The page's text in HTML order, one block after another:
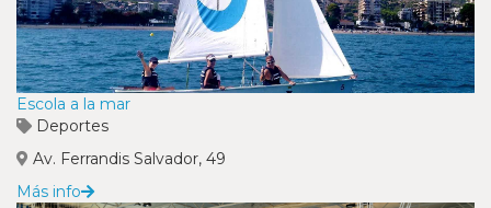
Escola a la mar
Deportes
Av. Ferrandis Salvador, 49
Más info